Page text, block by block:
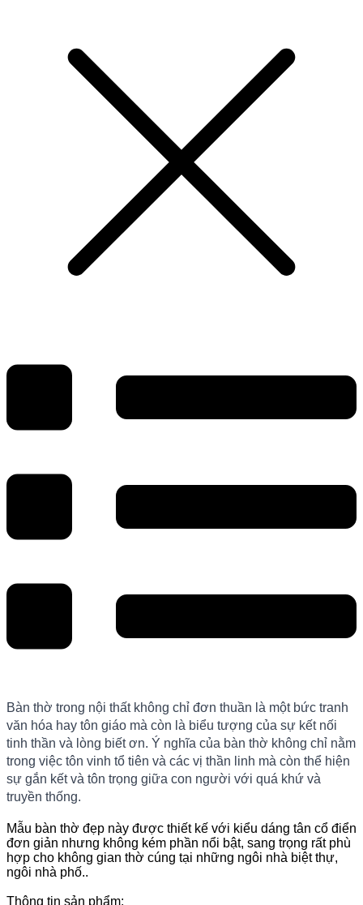
Bàn thờ trong nội thất không chỉ đơn thuần là một bức tranh
văn hóa hay tôn giáo mà còn là biểu tượng của sự kết nối
tinh thần và lòng biết ơn. Ý nghĩa của bàn thờ không chỉ nằm
trong việc tôn vinh tổ tiên và các vị thần linh mà còn thể hiện
sự gắn kết và tôn trọng giữa con người với quá khứ và
truyền thống.
Mẫu bàn thờ đẹp này được thiết kế với kiểu dáng tân cổ điển
đơn giản nhưng không kém phần nổi bật, sang trọng rất phù
hợp cho không gian thờ cúng tại những ngôi nhà biệt thự,
ngôi nhà phố..
Thông tin sản phẩm: